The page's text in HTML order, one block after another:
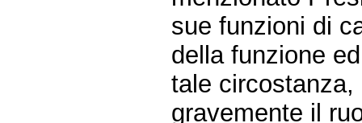
sue funzioni di
della funzione
tale
gravemente il